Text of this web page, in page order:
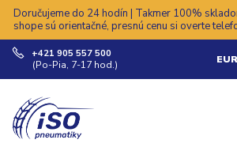
Doručujeme do 24 hodín | Takmer 100%
shope sú orientačné, presnú cenu si overte
EUR
+421 905 557 500
(Po-Pia, 7-17 hod.)